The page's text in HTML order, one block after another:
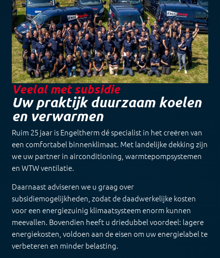
Uw praktijk duurzaam koelen
en verwarmen
Veelal met subsidie
Ruim 25 jaar is Engeltherm dé specialist in het creëren van
een comfortabel binnenklimaat. Met landelijke dekking zijn
we uw partner in airconditioning, warmtepompsystemen
en WTW ventilatie.
Daarnaast adviseren we u graag over
subsidiemogelijkheden, zodat de daadwerkelijke kosten
voor een energiezuinig klimaatsysteem enorm kunnen
meevallen. Bovendien heeft u driedubbel voordeel: lagere
energiekosten, voldoen aan de eisen om uw energielabel te
verbeteren en minder belasting.